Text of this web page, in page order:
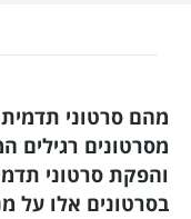
מהם סרטוני
מסרטונים רגילים
והפקת סרטוני
בסרטונים אלו על